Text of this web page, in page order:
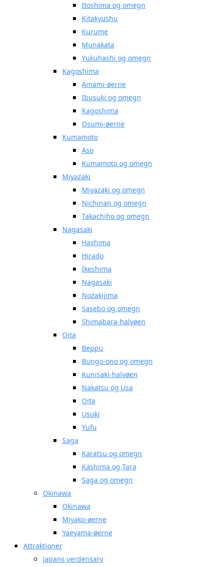
Itoshima og omegn
Kitakyushu
Kurume
Munakata
Yukuhashi og omegn
Kagoshima
Amami-øerne
Ibusuki og omegn
Kagoshima
Osumi-øerne
Kumamoto
Aso
Kumamoto og omegn
Miyazaki
Miyazaki og omegn
Nichinan og omegn
Takachiho og omegn
Nagasaki
Hashima
Hirado
Ikeshima
Nagasaki
Nozakijima
Sasebo og omegn
Shimabara-halvøen
Oita
Beppu
Bungo-ono og omegn
Kunisaki-halvøen
Nakatsu og Usa
Oita
Usuki
Yufu
Saga
Karatsu og omegn
Kashima og Tara
Saga og omegn
Okinawa
Okinawa
Miyako-øerne
Yaeyama-øerne
Attraktioner
Japans verdensarv